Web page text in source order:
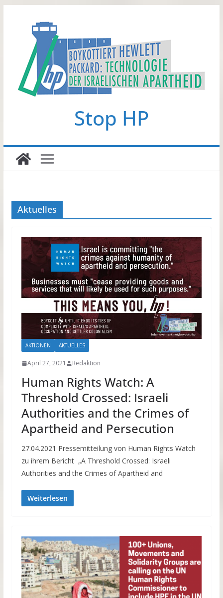
springen
Stop HP
Aktuelles
AKTIONEN AKTUELLES
April 27, 2021 Redaktion
Human Rights Watch: A
Threshold Crossed: Israeli
Authorities and the Crimes of
Apartheid and Persecution
27.04.2021 Pressemitteilung von Human Rights Watch
zu ihrem Bericht „A Threshold Crossed: Israeli
Authorities and the Crimes of Apartheid and
Weiterlesen